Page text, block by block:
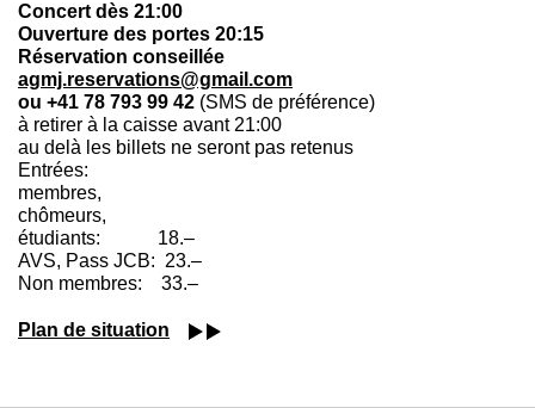
Concert dès 21:00
Ouverture des portes 20:15
Réservation conseillée
agmj.reservations@gmail.com
ou +41 78 793 99 42 (SMS de préférence)
à retirer à la caisse avant 21:00
au delà les billets ne seront pas retenus
Entrées:
membres,
chômeurs,
étudiants: 18.–
AVS, Pass JCB: 23.–
Non membres: 33.–
Plan de situation